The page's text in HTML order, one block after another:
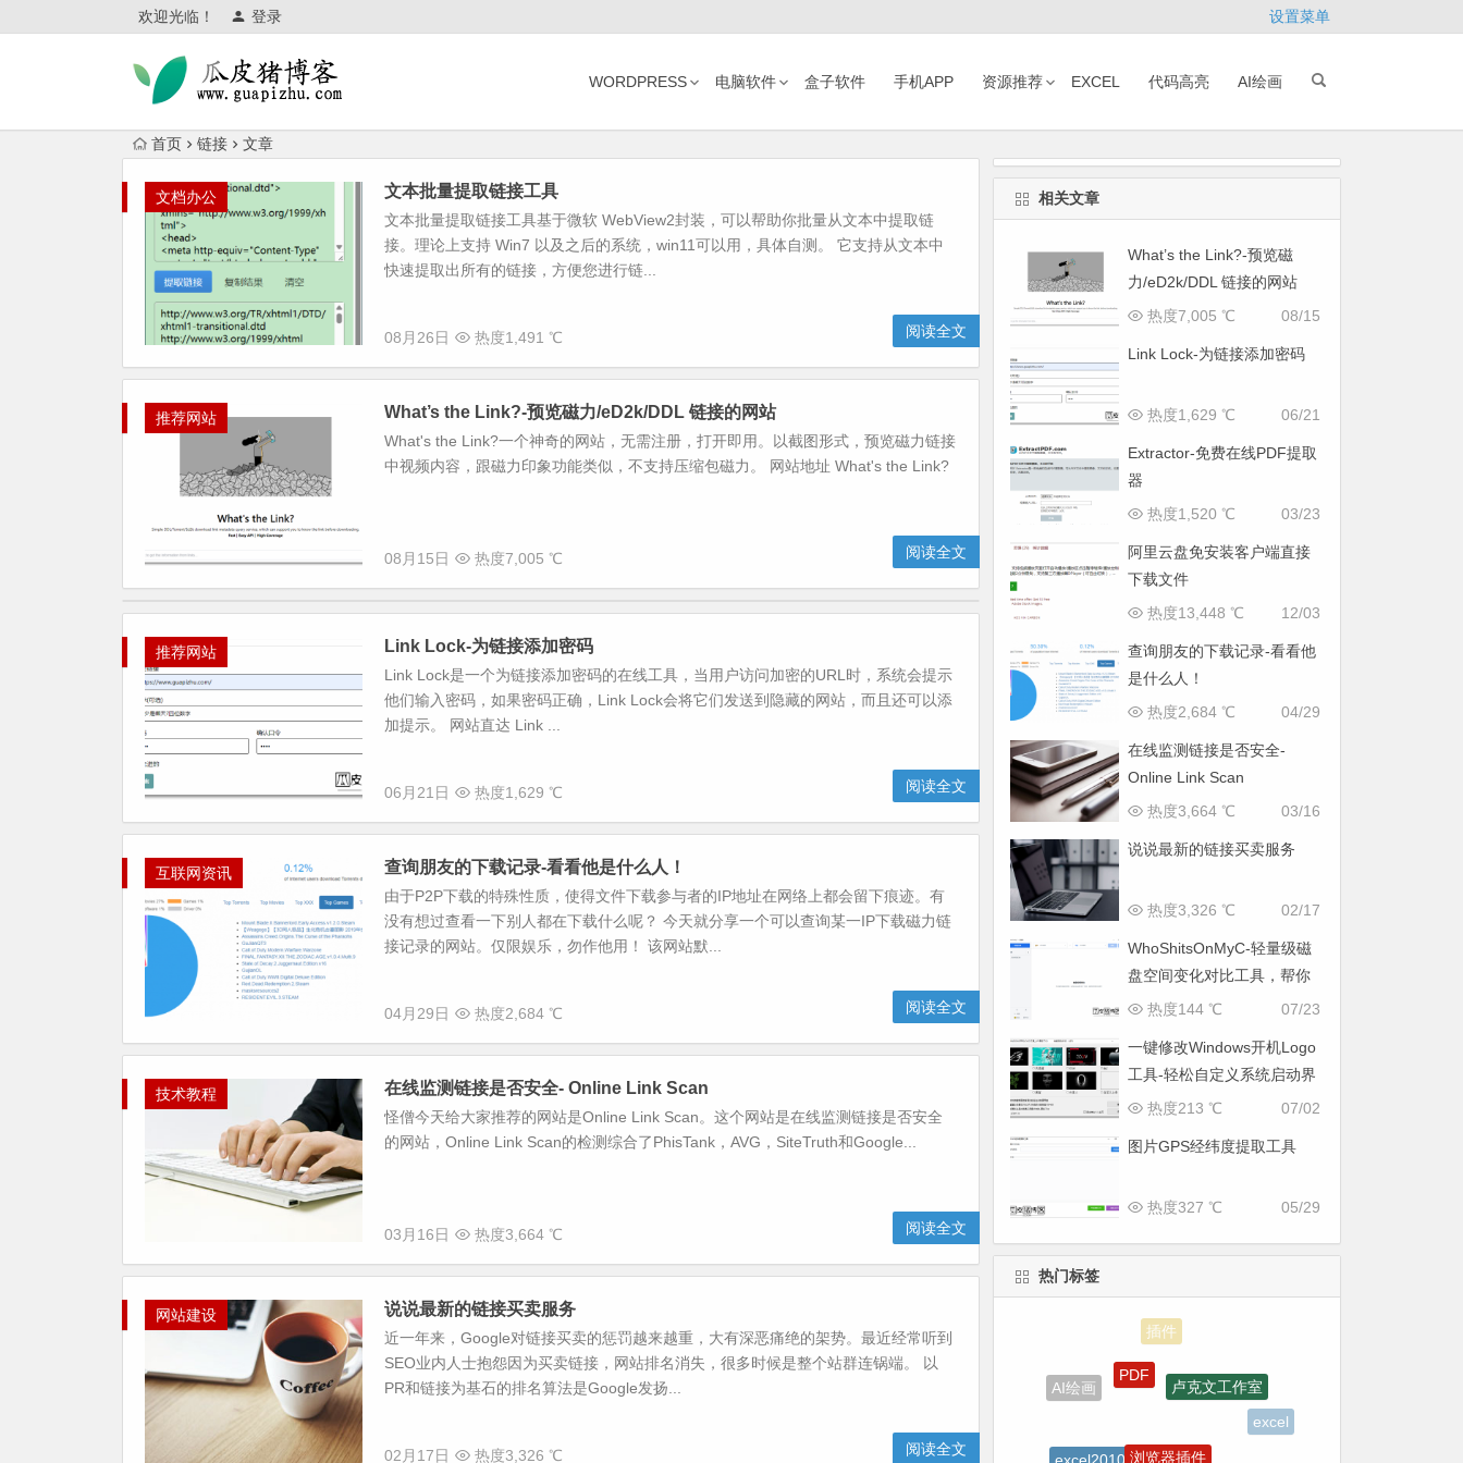
欢迎光临！ 登录 设置菜单
WORDPRESS 电脑软件 盒子软件 手机APP 资源推荐 EXCEL 代码高亮 AI绘画
首页 链接 文章
文档办公 文本批量提取链接工具
文本批量提取链接工具基于微软 WebView2封装，可以帮助你批量从文本中提取链
接。理论上支持 Win7 以及之后的系统，win11可以用，具体自测。 它支持从文本中
快速提取出所有的链接，方便您进行链...
08月26日 热度1,491 ℃ 阅读全文
推荐网站 What’s the Link?-预览磁力/eD2k/DDL 链接的网站
What's the Link?一个神奇的网站，无需注册，打开即用。以截图形式，预览磁力链接
中视频内容，跟磁力印象功能类似，不支持压缩包磁力。 网站地址 What's the Link?
08月15日 热度7,005 ℃ 阅读全文
推荐网站 Link Lock-为链接添加密码
Link Lock是一个为链接添加密码的在线工具，当用户访问加密的URL时，系统会提示
他们输入密码，如果密码正确，Link Lock会将它们发送到隐藏的网站，而且还可以添
加提示。 网站直达 Link ...
06月21日 热度1,629 ℃ 阅读全文
互联网资讯 查询朋友的下载记录-看看他是什么人！
由于P2P下载的特殊性质，使得文件下载参与者的IP地址在网络上都会留下痕迹。有
没有想过查看一下别人都在下载什么呢？ 今天就分享一个可以查询某一IP下载磁力链
接记录的网站。仅限娱乐，勿作他用！ 该网站默...
04月29日 热度2,684 ℃ 阅读全文
技术教程 在线监测链接是否安全- Online Link Scan
怪僧今天给大家推荐的网站是Online Link Scan。这个网站是在线监测链接是否安全
的网站，Online Link Scan的检测综合了PhisTank，AVG，SiteTruth和Google...
03月16日 热度3,664 ℃ 阅读全文
网站建设 说说最新的链接买卖服务
近一年来，Google对链接买卖的惩罚越来越重，大有深恶痛绝的架势。最近经常听到
SEO业内人士抱怨因为买卖链接，网站排名消失，很多时候是整个站群连锅端。 以
PR和链接为基石的排名算法是Google发扬...
02月17日 热度3,326 ℃ 阅读全文
相关文章
What’s the Link?-预览磁
力/eD2k/DDL 链接的网站
08/15
热度7,005 ℃
Link Lock-为链接添加密码
06/21
热度1,629 ℃
Extractor-免费在线PDF提取
器
03/23
热度1,520 ℃
阿里云盘免安装客户端直接
下载文件
12/03
热度13,448 ℃
查询朋友的下载记录-看看他
是什么人！
04/29
热度2,684 ℃
在线监测链接是否安全-
Online Link Scan
03/16
热度3,664 ℃
说说最新的链接买卖服务
02/17
热度3,326 ℃
WhoShitsOnMyC-轻量级磁
盘空间变化对比工具，帮你
找出“吃掉”空间的罪魁祸首
07/23
热度144 ℃
一键修改Windows开机Logo
工具-轻松自定义系统启动界
面
07/02
热度213 ℃
图片GPS经纬度提取工具
05/29
热度327 ℃
热门标签
AI绘画
PDF
卢克文工作室
excel
excel2010